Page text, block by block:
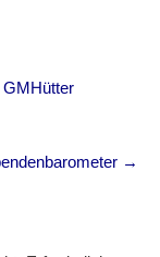
GMHütter
→